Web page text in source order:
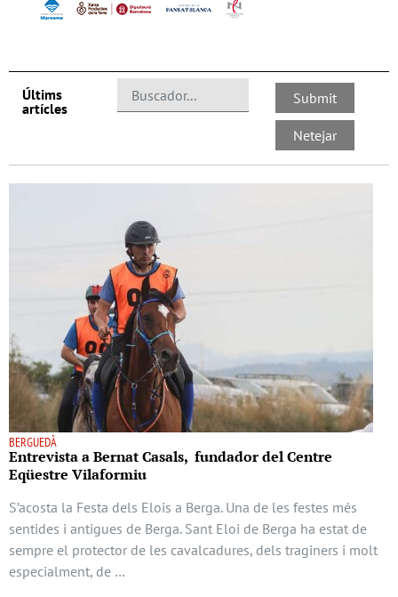
Últims
artícles
BERGUEDÀ
Entrevista a Bernat Casals, fundador del Centre
Eqüestre Vilaformiu
S’acosta la Festa dels Elois a Berga. Una de les festes més
sentides i antigues de Berga. Sant Eloi de Berga ha estat de
sempre el protector de les cavalcadures, dels traginers i molt
especialment, de …